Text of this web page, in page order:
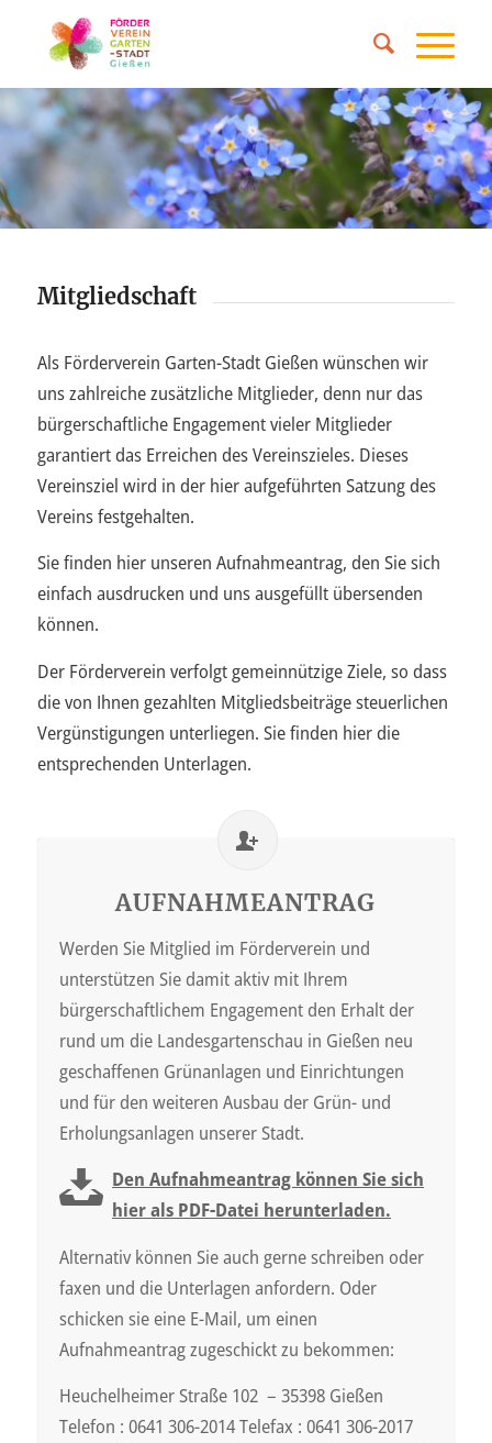
Mitgliedschaft
Als Förderverein Garten-Stadt Gießen wünschen wir
uns zahlreiche zusätzliche Mitglieder, denn nur das
bürgerschaftliche Engagement vieler Mitglieder
garantiert das Erreichen des Vereinszieles. Dieses
Vereinsziel wird in der hier aufgeführten Satzung des
Vereins festgehalten.
Sie finden hier unseren Aufnahmeantrag, den Sie sich
einfach ausdrucken und uns ausgefüllt übersenden
können.
Der Förderverein verfolgt gemeinnützige Ziele, so dass
die von Ihnen gezahlten Mitgliedsbeiträge steuerlichen
Vergünstigungen unterliegen. Sie finden hier die
entsprechenden Unterlagen.
AUFNAHMEANTRAG
Werden Sie Mitglied im Förderverein und
unterstützen Sie damit aktiv mit Ihrem
bürgerschaftlichem Engagement den Erhalt der
rund um die Landesgartenschau in Gießen neu
geschaffenen Grünanlagen und Einrichtungen
und für den weiteren Ausbau der Grün- und
Erholungsanlagen unserer Stadt.
Den Aufnahmeantrag können Sie sich
hier als PDF-Datei herunterladen.
Alternativ können Sie auch gerne schreiben oder
faxen und die Unterlagen anfordern. Oder
schicken sie eine E-Mail, um einen
Aufnahmeantrag zugeschickt zu bekommen:
Heuchelheimer Straße 102 – 35398 Gießen
Telefon : 0641 306-2014 Telefax : 0641 306-2017